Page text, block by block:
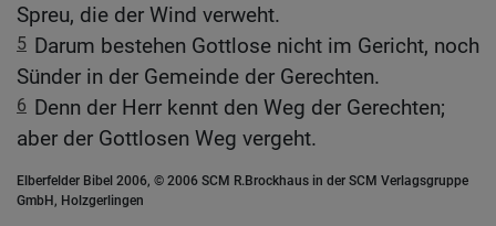
Spreu, die der Wind verweht.
5 Darum bestehen Gottlose nicht im Gericht, noch
Sünder in der Gemeinde der Gerechten.
6 Denn der Herr kennt den Weg der Gerechten;
aber der Gottlosen Weg vergeht.
Elberfelder Bibel 2006, © 2006 SCM R.Brockhaus in der SCM Verlagsgruppe
GmbH, Holzgerlingen